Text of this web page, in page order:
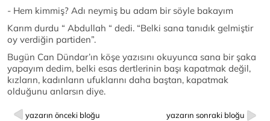
- Hem kimmiş? Adı neymiş bu adam bir söyle bakayım
Karım durdu “ Abdullah “ dedi. “Belki sana tanıdık gelmiştir
oy verdiğin partiden”.
Bugün Can Dündar’ın köşe yazısını okuyunca sana bir şaka
yapayım dedim, belki esas dertlerinin başı kapatmak değil,
kızların, kadınların ufuklarını daha baştan, kapatmak
olduğunu anlarsın diye.
yazarın önceki bloğu yazarın sonraki bloğu